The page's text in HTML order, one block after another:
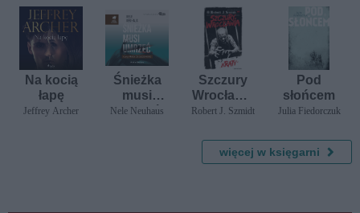
Na kocią
łapę
Jeffrey Archer
Śnieżka
musi
umrzeć
Nele Neuhaus
Szczury
Wrocławia
. Kraty
Robert J. Szmidt
Pod
słońcem
Julia Fiedorczuk
więcej w księgarni